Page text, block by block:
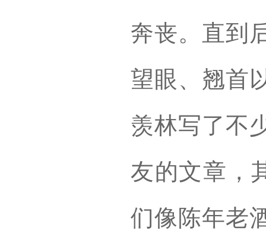
奔丧。直到
望眼、翘首
羡林写了不
友的文章，
们像陈年老